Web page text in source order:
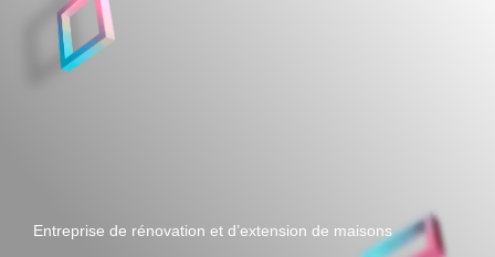
Entreprise de rénovation et d’extension de maisons